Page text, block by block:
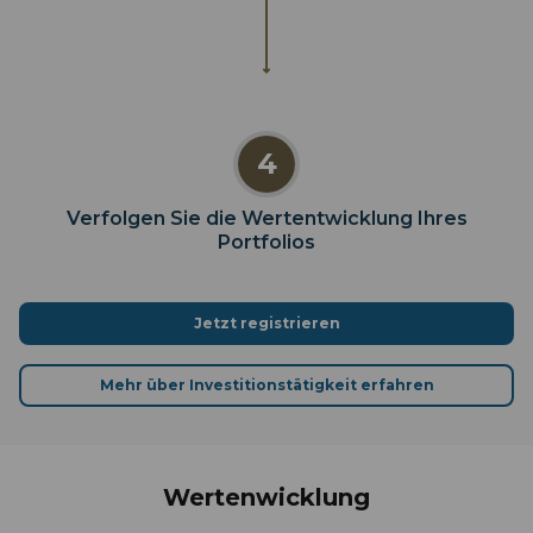
4
Verfolgen Sie die Wertentwicklung Ihres
Portfolios
Jetzt registrieren
Mehr über Investitionstätigkeit erfahren
Wertenwicklung